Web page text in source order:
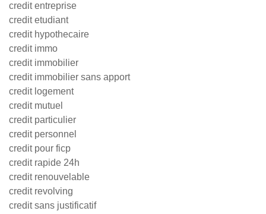
credit entreprise
credit etudiant
credit hypothecaire
credit immo
credit immobilier
credit immobilier sans apport
credit logement
credit mutuel
credit particulier
credit personnel
credit pour ficp
credit rapide 24h
credit renouvelable
credit revolving
credit sans justificatif